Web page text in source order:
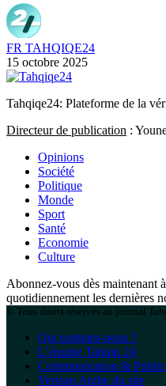
FR TAHQIQE24
15 octobre 2025
Tahqiqe24: Plateforme de la
Directeur de publication :
Opinions
Société
Politique
Monde
Sport
Santé
Economie
Culture
Abonnez-vous dès maintenant
quotidiennement les dernières
© Tous droits réservés au journal
Qui sommes-nous ?
L’équipe Tahqiq 24
Communication &
Version Arabe du site